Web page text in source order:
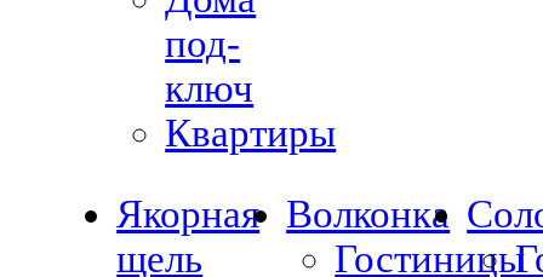
под-
ключ
Квартиры
Якорная
щель
Волконка
Гостиницы